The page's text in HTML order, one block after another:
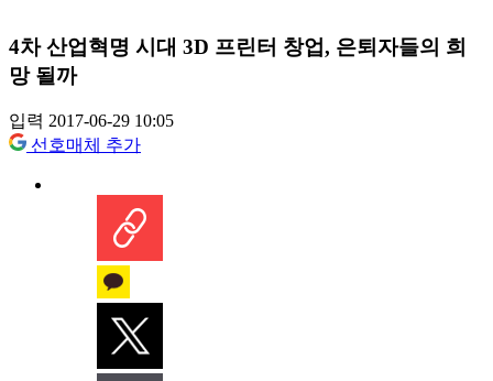
4차 산업혁명 시대 3D 프린터 창업, 은퇴자들의 희
망 될까
입력 2017-06-29 10:05
선호매체 추가